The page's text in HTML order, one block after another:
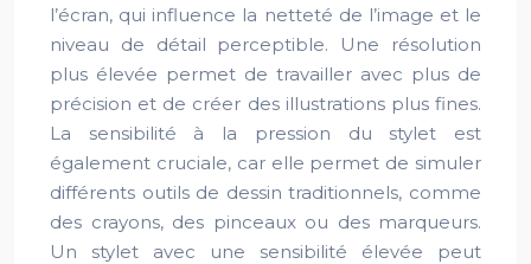
l’écran, qui influence la netteté de l’image et le
niveau de détail perceptible. Une résolution
plus élevée permet de travailler avec plus de
précision et de créer des illustrations plus fines.
La sensibilité à la pression du stylet est
également cruciale, car elle permet de simuler
différents outils de dessin traditionnels, comme
des crayons, des pinceaux ou des marqueurs.
Un stylet avec une sensibilité élevée peut